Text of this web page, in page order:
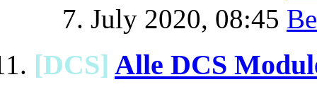
7. July 2020, 08:45
[DCS] Alle DCS